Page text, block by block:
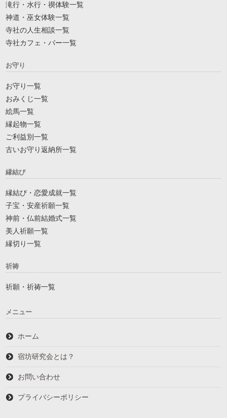
滝行・水行・禊体験一覧
神道・巫女体験一覧
寺社の人生相談一覧
寺社カフェ・バー一覧
お守り
お守り一覧
おみくじ一覧
絵馬一覧
縁起物一覧
ご利益別一覧
古いお守り返納所一覧
縁結び
縁結び・恋愛成就一覧
子宝・安産祈願一覧
神前・仏前結婚式一覧
美人祈願一覧
縁切り一覧
祈祷
祈願・祈祷一覧
メニュー
ホーム
宿坊研究会とは？
お問い合わせ
プライバシーポリシー